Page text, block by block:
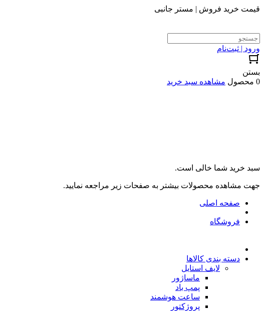
قیمت خرید فروش | مستر جانبی
ورود | ثبت‌نام
بستن
0 محصول
مشاهده سبد خرید
سبد خرید شما خالی است.
جهت مشاهده محصولات بیشتر به صفحات زیر مراجعه نمایید.
صفحه اصلی
فروشگاه
دسته بندی کالاها
لایف استایل
ماساژور
پمپ باد
ساعت هوشمند
پروژکتور